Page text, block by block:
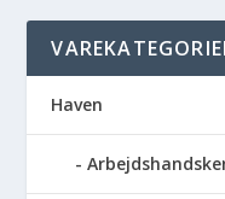
Haven